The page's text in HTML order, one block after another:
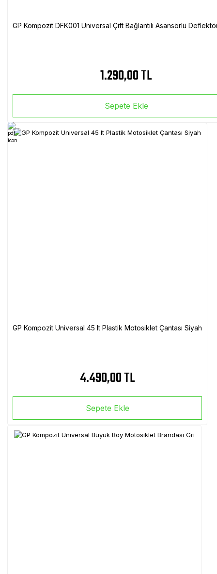
GP Kompozit DFK001 Universal Çift Bağlantılı Asansörlü
1.290,00 TL
Sepete Ekle
GP Kompozit Universal 45 lt Plastik Motosiklet Çantası Siyah
4.490,00 TL
Sepete Ekle